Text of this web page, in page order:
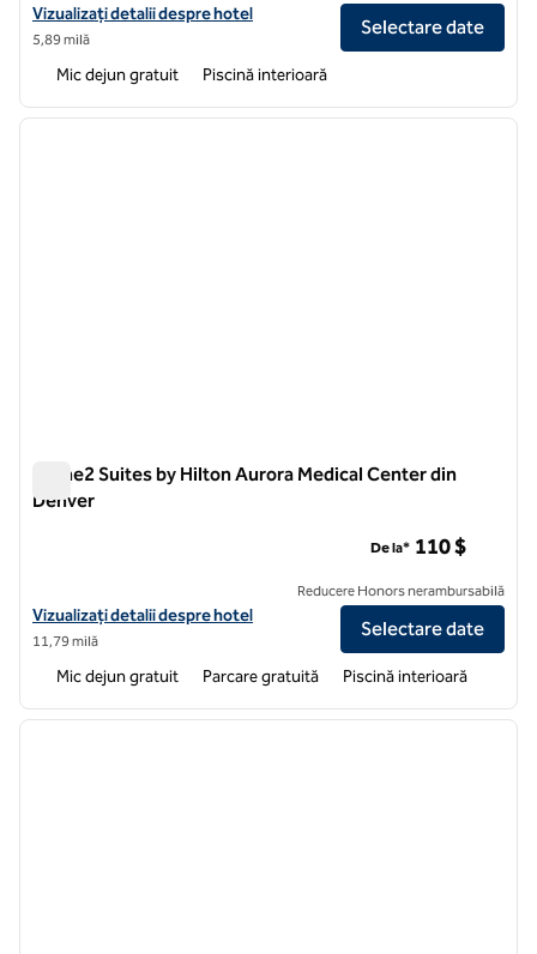
Vizualizați detaliile hotelului pentru Home2 Suites by Hilton Denver
Vizualizați detalii despre hotel
5,89 milă
Selectare date
Mic dejun gratuit Piscină interioară
1 din 12
Home2 Suites by Hilton Aurora Medical Center din
Denver
Vizualizați detaliile hotelului pentru Home2 Suites by Hilton Aurora
Vizualizați detalii despre hotel
11,79 milă
De la* 110 $
Reducere Honors nerambursabilă
Selectare date
Mic dejun gratuit Parcare gratuită Piscină interioară
1 din 12